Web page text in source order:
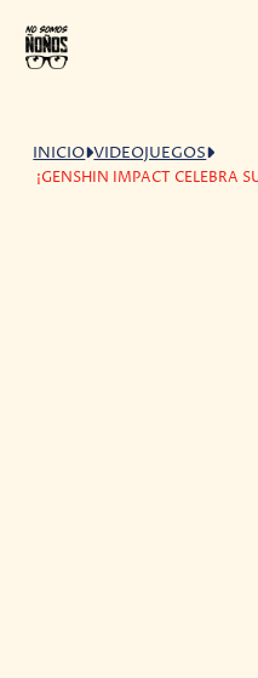
INICIO VIDEOJUEGOS
¡GENSHIN IMPACT CELEBRA